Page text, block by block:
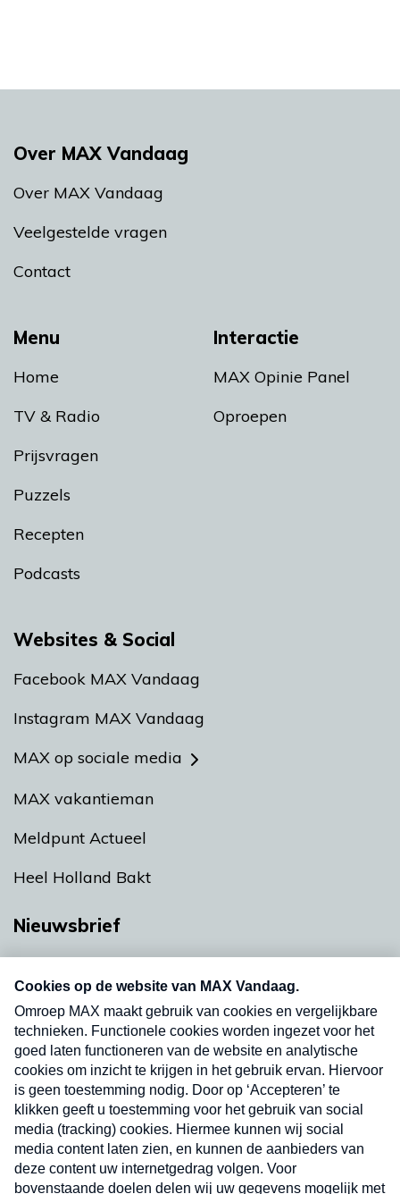
Menu
Home
TV & Radio
Prijsvragen
Puzzels
Recepten
Podcasts
Interactie
MAX Opinie Panel
Oproepen
Over MAX Vandaag
Over MAX Vandaag
Veelgestelde vragen
Contact
Websites & Social
Facebook MAX Vandaag
Instagram MAX Vandaag
MAX op sociale media
MAX vakantieman
Meldpunt Actueel
Heel Holland Bakt
Nieuwsbrief
nieuwsbrief. Elke vrijdag- en dinsdagochtend in
uw mailbox.
Verzend